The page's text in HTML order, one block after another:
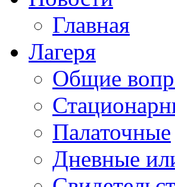
Главная
Лагеря
Общие
Палаточные
Дневные